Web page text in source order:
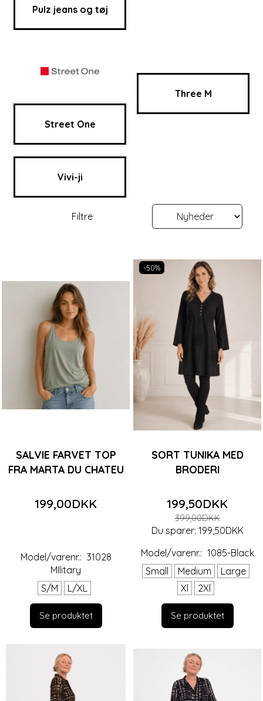
Pulz jeans og tøj
Street One
Three M
Vivi-ji
Filtre
SALVIE FARVET TOP
FRA MARTA DU CHATEU
199,00DKK
Model/varenr.: 31028
MIlitary
S/M
L/XL
Se produktet
-50%
SORT TUNIKA MED
BRODERI
199,50DKK
399,00DKK
Du sparer: 199,50DKK
Model/varenr.: 1085-Black
Small
Medium
Large
Xl
2Xl
Se produktet